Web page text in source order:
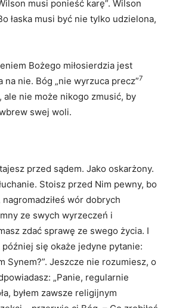
musi ponieść karę”. Wilson
łaska musi być nie tylko udzielona,
Bożego miłosierdzia jest
na nie. Bóg „nie wyrzuca precz”7
ale nie może nikogo zmusić, by
swej woli.
przed sądem. Jako oskarżony.
Stoisz przed Nim pewny, bo
nagromadziłeś wór dobrych
ze swych wyrzeczeń i
zdać sprawę ze swego życia. I
się okaże jedyne pytanie:
Synem?”. Jeszcze nie rozumiesz, o
„Panie, regularnie
byłem zawsze religijnym